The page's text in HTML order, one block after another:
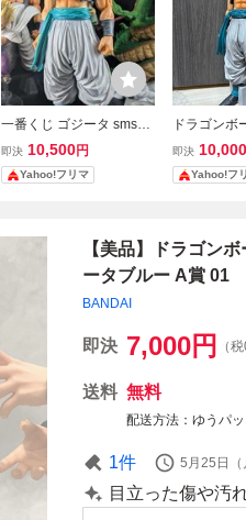
一番くじ ゴジータ smsp
ドラゴンボール超 SUPE
R MASTER STARS PIEC
E THE GOGETA 01
即決 10,500円
Yahoo!フリマ
ドラゴンボ
フィギュア
即決 10,000
Yahoo!フ
【美品】ドラゴン
ータブルー A賞 01
BANDAI
即決 7,000円 （
送料 無料
配送方法 ゆうパッ
1件 5月25日
目立った傷や汚